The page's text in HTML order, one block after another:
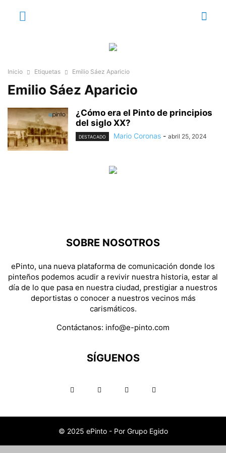
Inicio Etiquetas Emilio Sáez Aparicio
Emilio Sáez Aparicio
¿Cómo era el Pinto de principios
del siglo XX?
DESTACADO Mario Coronas - abril 25, 2024
SOBRE NOSOTROS
ePinto, una nueva plataforma de comunicación donde los
pinteños podemos acudir a revivir nuestra historia, estar al
día de lo que pasa en nuestra ciudad, prestigiar a nuestros
deportistas o conocer a nuestros vecinos más
carismáticos.
Contáctanos: info@e-pinto.com
SÍGUENOS
© 2025 ePinto - Por Grupo Egido